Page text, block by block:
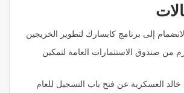
إلى برنامج كابسارك لتطوير الخريجين
من صندوق الاستثمارات العامة لتمكين
خالد العسكرية عن فتح باب التسجيل للعام